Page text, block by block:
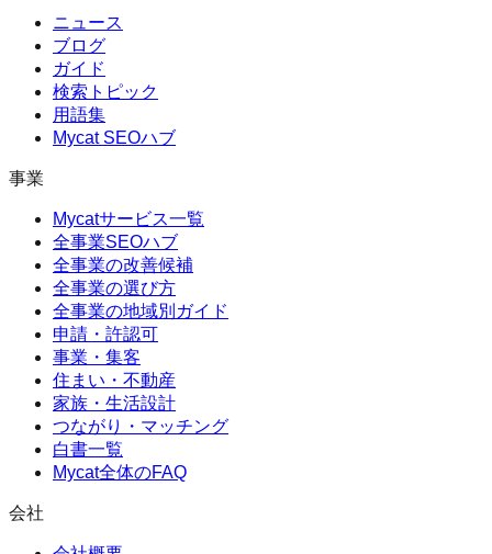
ニュース
ブログ
ガイド
検索トピック
用語集
Mycat SEOハブ
事業
Mycatサービス一覧
全事業SEOハブ
全事業の改善候補
全事業の選び方
全事業の地域別ガイド
申請・許認可
事業・集客
住まい・不動産
家族・生活設計
つながり・マッチング
白書一覧
Mycat全体のFAQ
会社